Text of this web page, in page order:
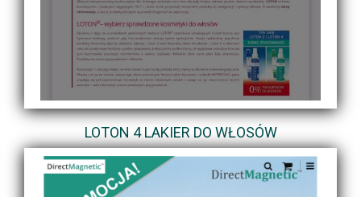
LOTON 4 LAKIER DO WŁOSÓW